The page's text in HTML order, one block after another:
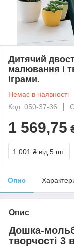
Дитячий
малювання і
іграми.
Немає в наявності
Код: 050-37-36
1 569,75
1 001 ₴ від 5 шт.
Опис
Опис
Дошка-
творчості 3